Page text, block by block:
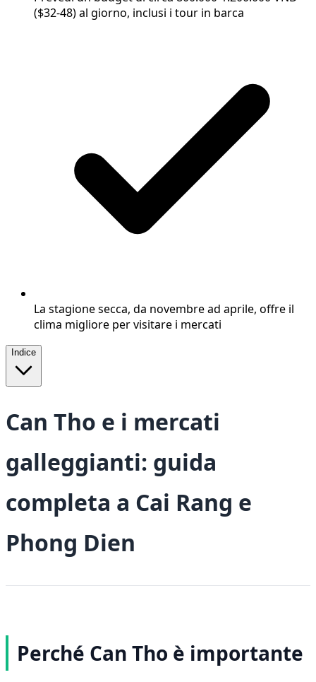
($32-48) al giorno, inclusi i tour in barca
La stagione secca, da novembre ad aprile, offre il
clima migliore per visitare i mercati
Indice
Can Tho e i mercati
galleggianti: guida
completa a Cai Rang e
Phong Dien
Perché Can Tho è importante